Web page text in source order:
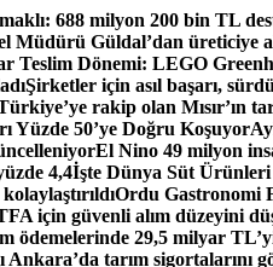
688 milyon 200 bin TL
Müdürü Güldal’dan üreticiye
Teslim Dönemi: LEGO
Şirketler için asıl başarı,
rakip olan Mısır’ın
Yüzde 50’ye Doğru Koşuyor
El Nino 49 milyon
4,4İşte Dünya Süt
Ordu Gastronomi
için güvenli alım düzeyini
ödemelerinde 29,5 milyar
Ankara’da tarım sigortalarını